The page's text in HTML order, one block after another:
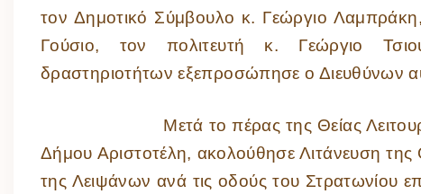
τον Δημοτικό Σύμβουλο κ. Γεώργιο
Γούσιο, τον πολιτευτή κ. Γεώργιο
δραστηριοτήτων εξεπροσώπησε ο Διευθύνων
Μετά το πέρας της Θείας Λειτουργίας
Δήμου Αριστοτέλη, ακολούθησε Λιτάνευση
της Λειψάνων ανά τις οδούς του Στρατωνίου